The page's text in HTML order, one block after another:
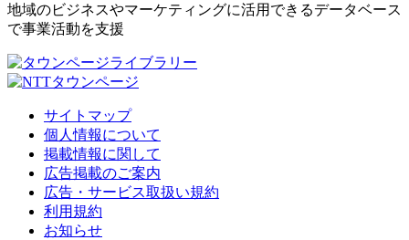
地域のビジネスやマーケティングに活用できるデータベース
で事業活動を支援
サイトマップ
個人情報について
掲載情報に関して
広告掲載のご案内
広告・サービス取扱い規約
利用規約
お知らせ